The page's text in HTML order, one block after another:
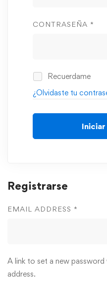
CONTRASEÑA *
Recuerdame
¿Olvidaste tu
Iniciar
Registrarse
EMAIL ADDRESS *
A link to set a new
address.